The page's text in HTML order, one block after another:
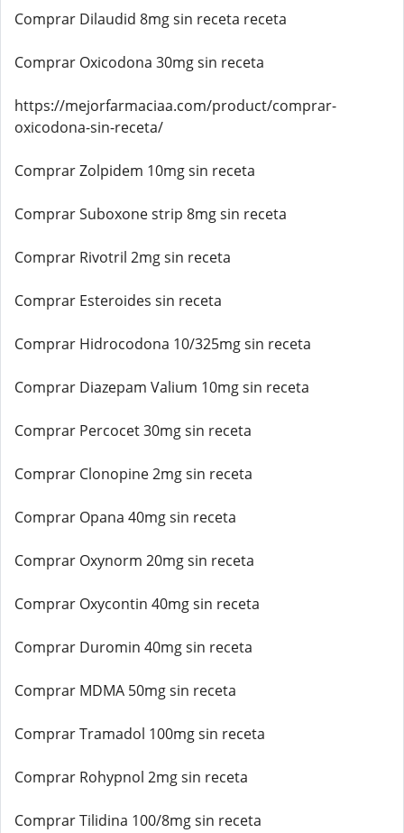
Comprar Dilaudid 8mg sin receta receta
Comprar Oxicodona 30mg sin receta
https://mejorfarmaciaa.com/product/comprar-
oxicodona-sin-receta/
Comprar Zolpidem 10mg sin receta
Comprar Suboxone strip 8mg sin receta
Comprar Rivotril 2mg sin receta
Comprar Esteroides sin receta
Comprar Hidrocodona 10/325mg sin receta
Comprar Diazepam Valium 10mg sin receta
Comprar Percocet 30mg sin receta
Comprar Clonopine 2mg sin receta
Comprar Opana 40mg sin receta
Comprar Oxynorm 20mg sin receta
Comprar Oxycontin 40mg sin receta
Comprar Duromin 40mg sin receta
Comprar MDMA 50mg sin receta
Comprar Tramadol 100mg sin receta
Comprar Rohypnol 2mg sin receta
Comprar Tilidina 100/8mg sin receta